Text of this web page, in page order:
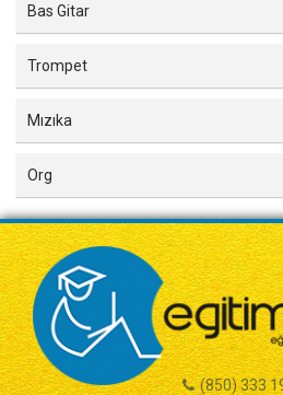
Bas Gitar
Trompet
Mızıka
Org
(850) 333